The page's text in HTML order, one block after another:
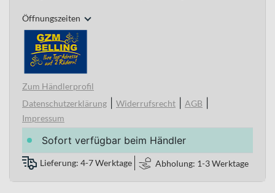
Öffnungszeiten
Zum Händlerprofil
Datenschutzerklärung
Widerrufsrecht AGB
Impressum
Sofort verfügbar beim Händler
Lieferung: 4-7 Werktage Abholung: 1-3 Werktage